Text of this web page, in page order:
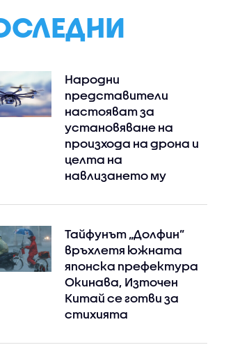
Народни
представители
настояват за
установяване на
произхода на дрона и
целта на
навлизането му
Тайфунът „Долфин”
връхлетя южната
японска префектура
Окинава, Източен
Китай се готви за
стихията